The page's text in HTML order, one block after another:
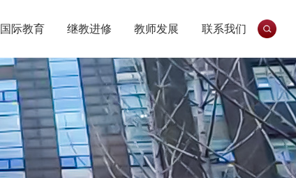
国际教育 继教进修 教师发展 联系我们